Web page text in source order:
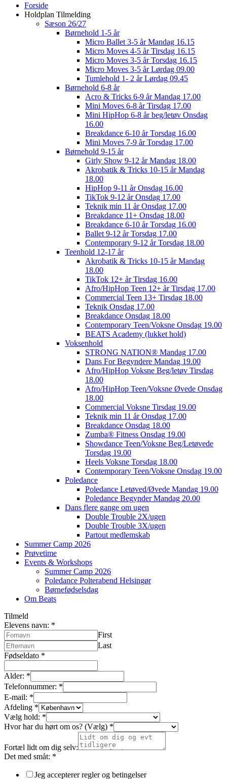
Close
Menu
Forside
Holdplan Tilmelding
Sæson 26/27
Børnehold 1-5 år
Micro Ballet 3-5 år Mandag 16.15
Micro Moves 4-5 år Tirsdag 16.15
Micro Moves 3-5 år Torsdag 16.15
Micro Moves 3-5 år Lørdag 09.00
Tumlehold 1- 2 år Lørdag 09.45
Børnehold 6-8 år
Acro & Tricks 6-9 år Mandag 17.00
Mini Moves 6-8 år Tirsdag 17.00
Mini HipHop 6-8 år beg/letøv Onsdag
16.00
Breakdance 6-10 år Torsdag 16.00
Mini Moves 7-9 år Torsdag 17.00
Børnehold 9-15 år
Girly Show 9-12 år Mandag 18.00
Akrobatik & Tricks 10-15 år Mandag
18.00
HipHop 9-11 år Onsdag 16.00
TikTok 9-12 år Onsdag 17.00
Teknik min 11 år Onsdag 17.00
Breakdance 11+ Onsdag 18.00
Breakdance 6-10 år Torsdag 16.00
Ballet 9-12 år Torsdag 17.00
Contemporary 9-12 år Torsdag 18.00
Teenhold 12-17 år
Akrobatik & Tricks 10-15 år Mandag
18.00
TikTok 12+ år Tirsdag 16.00
Afro/HipHop Teen 12+ år Tirsdag 17.00
Commercial Teen 13+ Tirsdag 18.00
Teknik Onsdag 17.00
Breakdance Onsdag 18.00
Contemporary Teen/Voksne Onsdag 19.00
BEATS Academy (lukket hold)
Voksenhold
STRONG NATION® Mandag 17.00
Dans For Begyndere Mandag 19.00
Afro/HipHop Voksne Beg/letøv Tirsdag
18.00
Afro/HipHop Teen/Voksne Øvede Onsdag
18.00
Commercial Voksne Tirsdag 19.00
Teknik min 11 år Onsdag 17.00
Breakdance Onsdag 18.00
Zumba® Fitness Onsdag 19.00
Showdance Teen/Voksne Beg/Letøvede
Torsdag 19.00
Heels Voksne Torsdag 18.00
Contemporary Teen/Voksne Onsdag 19.00
Poledance
Poledance Letøved/Øvede Mandag 19.00
Poledance Begynder Mandag 20.00
Dans flere gange om ugen
Double Trouble 2X/ugen
Double Trouble 3X/ugen
Partout medlemskab
Summer Camp 2026
Prøvetime
Events & Workshops
Summer Camp 2026
Poledance Polterabend Helsingør
Børnefødselsdag
Om Beats
Tilmeld
Elevens navn: *
First
Last
Fødseldato *
Alder: *
Telefonnummer: *
E-mail: *
Afdeling *
Vælg hold: *
Hvor har du hørt om os? (Vælg) *
Fortæl lidt om dig selv:
Det med småt: *
Jeg accepterer regler og betingelser